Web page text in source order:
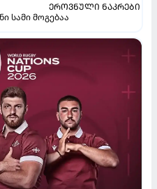
ᲔᲠᲝᲕᲜᲣᲚᲘ ᲜᲐᲙᲠᲔᲑᲘ
სამი მოგებაა